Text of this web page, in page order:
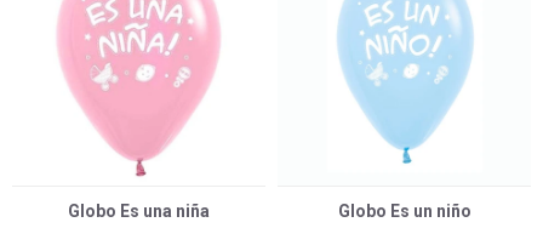
Globo Es una niña Globo Es un niño